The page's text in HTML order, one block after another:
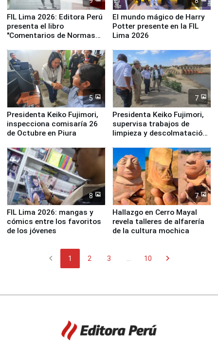
FIL Lima 2026: Editora Perú
presenta el libro
"Comentarios de Normas
Derecho Colectivo"
El mundo mágico de Harry
Potter presente en la FIL
Lima 2026
5
Presidenta Keiko Fujimori,
inspecciona comisaría 26
de Octubre en Piura
7
Presidenta Keiko Fujimori,
supervisa trabajos de
limpieza y descolmatación
8
FIL Lima 2026: mangas y
cómics entre los favoritos
de los jóvenes
7
Hallazgo en Cerro Mayal
revela talleres de alfarería
de la cultura mochica
chevron_left 1 2 3 10 chevron_right